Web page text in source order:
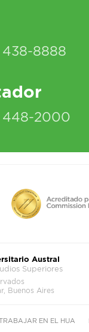
8888
2000
Austral
Superiores
Buenos Aires
EN EL HUA